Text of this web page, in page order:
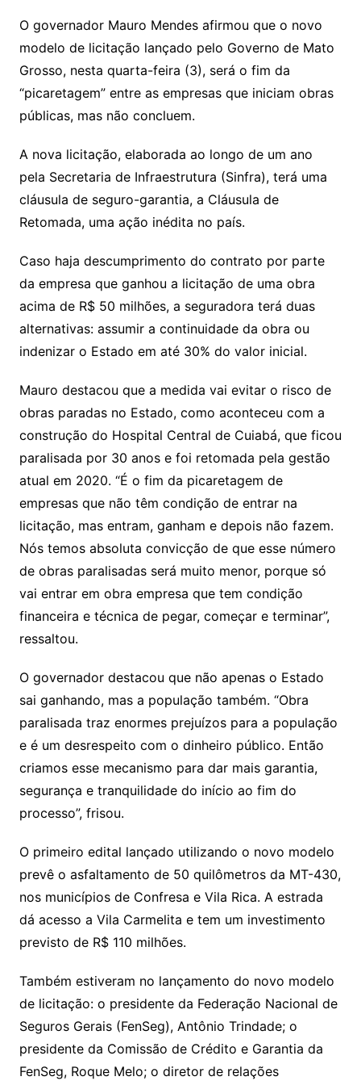
y
Li
n
k
s
A
p
p
gr
a
m
e
dI
n
l
gl
e
Cl
a
sr
o
s
s
a
g
lo
o
k.
c
m
y
p
e
h
o
o
M
l
e
a
d
s
ai
l
ar
e
O governador Mauro Mendes afirmou que o novo
modelo de licitação lançado pelo Governo de Mato
Grosso, nesta quarta-feira (3), será o fim da
“picaretagem” entre as empresas que iniciam obras
públicas, mas não concluem.
A nova licitação, elaborada ao longo de um ano
pela Secretaria de Infraestrutura (Sinfra), terá uma
cláusula de seguro-garantia, a Cláusula de
Retomada, uma ação inédita no país.
Caso haja descumprimento do contrato por parte
da empresa que ganhou a licitação de uma obra
acima de R$ 50 milhões, a seguradora terá duas
alternativas: assumir a continuidade da obra ou
indenizar o Estado em até 30% do valor inicial.
Mauro destacou que a medida vai evitar o risco de
obras paradas no Estado, como aconteceu com a
construção do Hospital Central de Cuiabá, que ficou
paralisada por 30 anos e foi retomada pela gestão
atual em 2020. “É o fim da picaretagem de
empresas que não têm condição de entrar na
licitação, mas entram, ganham e depois não fazem.
Nós temos absoluta convicção de que esse número
de obras paralisadas será muito menor, porque só
vai entrar em obra empresa que tem condição
financeira e técnica de pegar, começar e terminar”,
ressaltou.
O governador destacou que não apenas o Estado
sai ganhando, mas a população também. “Obra
paralisada traz enormes prejuízos para a população
e é um desrespeito com o dinheiro público. Então
criamos esse mecanismo para dar mais garantia,
segurança e tranquilidade do início ao fim do
processo”, frisou.
O primeiro edital lançado utilizando o novo modelo
prevê o asfaltamento de 50 quilômetros da MT-430,
nos municípios de Confresa e Vila Rica. A estrada
dá acesso a Vila Carmelita e tem um investimento
previsto de R$ 110 milhões.
Também estiveram no lançamento do novo modelo
de licitação: o presidente da Federação Nacional de
Seguros Gerais (FenSeg), Antônio Trindade; o
presidente da Comissão de Crédito e Garantia da
FenSeg, Roque Melo; o diretor de relações